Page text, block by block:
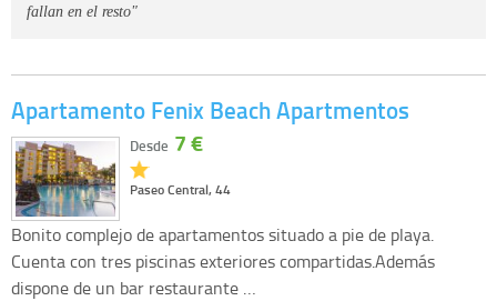
fallan en el resto"
Apartamento Fenix Beach Apartmentos
Paseo Central, 44
Desde 7 €
Bonito complejo de apartamentos situado a pie de playa.
Cuenta con tres piscinas exteriores compartidas.Además
dispone de un bar restaurante …